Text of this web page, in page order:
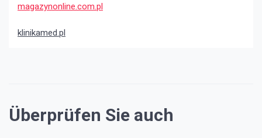
magazynonline.com.pl
klinikamed.pl
Überprüfen Sie auch